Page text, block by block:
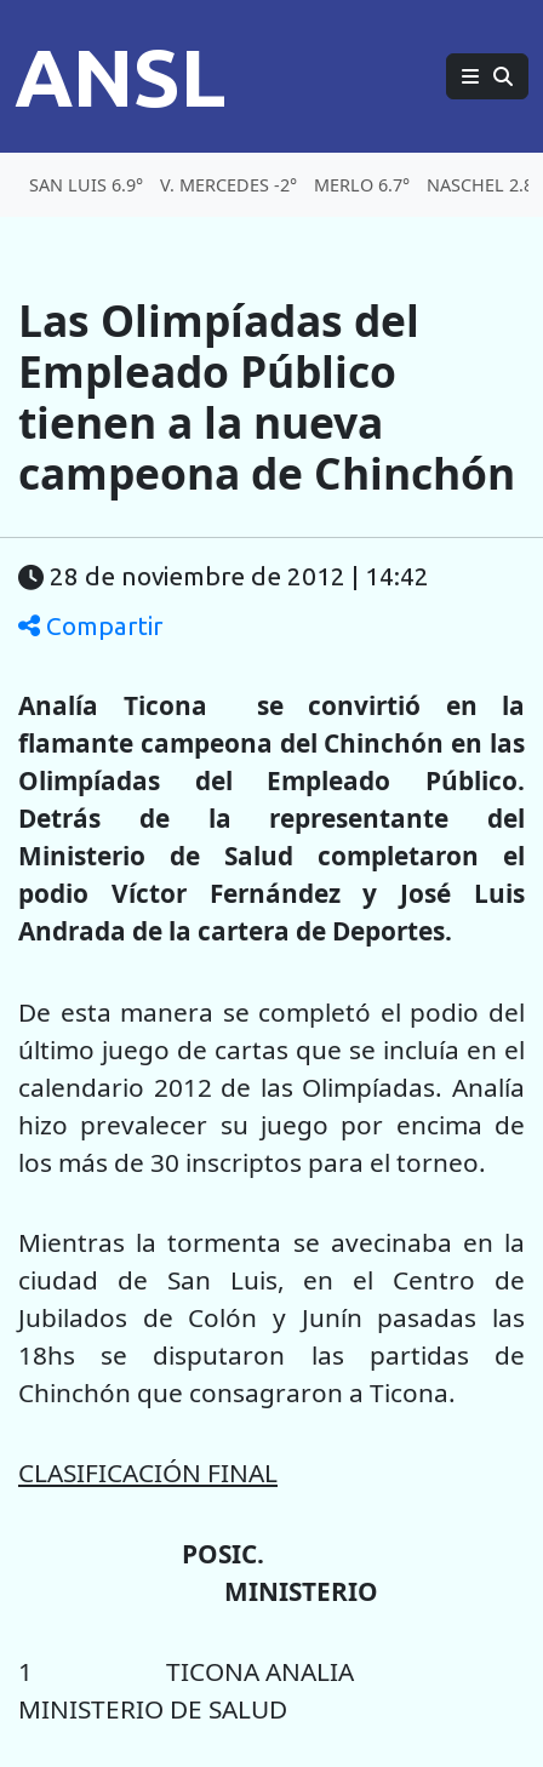
ANSL
SAN LUIS 6.9° V. MERCEDES -2° MERLO 6.7° NASCHEL 2.8°
Las Olimpíadas del
Empleado Público
tienen a la nueva
campeona de Chinchón
28 de noviembre de 2012 | 14:42
Compartir
Analía Ticona se convirtió en la
flamante campeona del Chinchón en las
Olimpíadas del Empleado Público.
Detrás de la representante del
Ministerio de Salud completaron el
podio Víctor Fernández y José Luis
Andrada de la cartera de Deportes.
De esta manera se completó el podio del
último juego de cartas que se incluía en el
calendario 2012 de las Olimpíadas. Analía
hizo prevalecer su juego por encima de
los más de 30 inscriptos para el torneo.
Mientras la tormenta se avecinaba en la
ciudad de San Luis, en el Centro de
Jubilados de Colón y Junín pasadas las
18hs se disputaron las partidas de
Chinchón que consagraron a Ticona.
CLASIFICACIÓN FINAL
POSIC.
MINISTERIO
1 TICONA ANALIA
MINISTERIO DE SALUD